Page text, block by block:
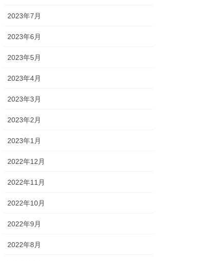
2023年7月
2023年6月
2023年5月
2023年4月
2023年3月
2023年2月
2023年1月
2022年12月
2022年11月
2022年10月
2022年9月
2022年8月